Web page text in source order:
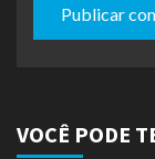
VOCÊ PODE